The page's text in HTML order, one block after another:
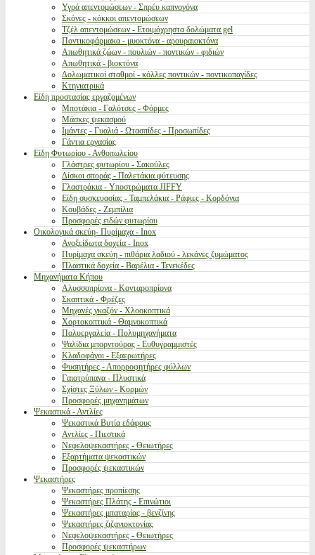
Υγρά απεντομώσεων - Σπρέυ καπνογόνα
Σκόνες - κόκκοι απεντομώσεων
Τζέλ απεντομώσεων - Ετοιμόχρηστα δολώματα gel
Ποντικοφάρμακα - μυοκτόνα - αρουραιοκτόνα
Απωθητικά ζώων - πουλιών - ποντικών - φιδιών
Απωθητικά - βιοκτόνα
Δολωματικοί σταθμοί - κόλλες ποντικών - ποντικοπαγίδες
Κτηνιατρικά
Είδη προστασίας εργαζομένων
Μποτάκια - Γαλότσες - Φόρμες
Μάσκες ψεκασμού
Ιμάντες - Γυαλιά - Ωτασπίδες - Προσωπίδες
Γάντια εργασίας
Είδη Φυτωρίου - Ανθοπωλείου
Γλάστρες φυτωρίου - Σακούλες
Δίσκοι σποράς - Παλετάκια φύτευσης
Γλαστράκια - Υποστρώματα JIFFY
Είδη συσκευασίας - Ταμπελάκια - Ράφιες - Κορδόνια
Κουβάδες - Ζεμπίλια
Προσφορές ειδών φυτωρίου
Οικολογικά σκεύη- Πυρίμαχα - Inox
Ανοξείδωτα δοχεία - Inox
Πυρίμαχα σκεύη - πιθάρια λαδιού - λεκάνες ζυμώματος
Πλαστικά δοχεία - Βαρέλια - Τενεκέδες
Μηχανήματα Κήπου
Αλυσσοπρίονα - Κονταροπρίονα
Σκαπτικά - Φρέζες
Μηχανές γκαζόν - Χλοοκοπτικά
Χορτοκοπτικά - Θαμνοκοπτικά
Πολυεργαλεία - Πολυμηχανήματα
Ψαλίδια μπορντούρας - Ευθυγραμμιστές
Κλαδοφάγοι - Εξαερωτήρες
Φυσητήρες - Απορροφητήρες φύλλων
Γαιοτρύπανα - Πλυστικά
Σχίστες Ξύλων - Κορμών
Προσφορές μηχανημάτων
Ψεκαστικά - Αντλίες
Ψεκαστικά Βυτία εδάφους
Αντλίες - Πιεστικά
Νεφελοψεκαστήρες - Θειωτήρες
Εξαρτήματα ψεκαστικών
Προσφορές ψεκαστικών
Ψεκαστήρες
Ψεκαστήρες προπίεσης
Ψεκαστήρες Πλάτης - Επινώτιοι
Ψεκαστήρες μπαταρίας - βενζίνης
Ψεκαστήρες ζιζανιοκτονίας
Νεφελοψεκαστήρες - Θειωτήρες
Προσφορές ψεκαστήρων